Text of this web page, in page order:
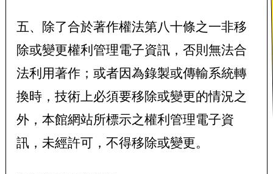
五、除了合於著作權法第八十條之一非移
除或變更權利管理電子資訊，否則無法合
法利用著作；或者因為錄製或傳輸系統轉
換時，技術上必須要移除或變更的情況之
外，本館網站所標示之權利管理電子資
訊，未經許可，不得移除或變更。